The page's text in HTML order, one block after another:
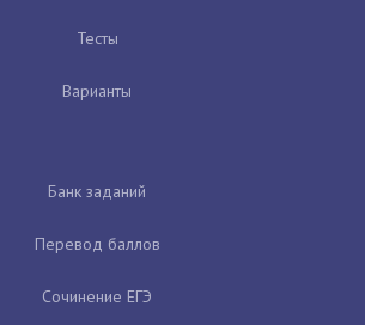
Тесты
Варианты
Банк заданий
Перевод баллов
Сочинение ЕГЭ